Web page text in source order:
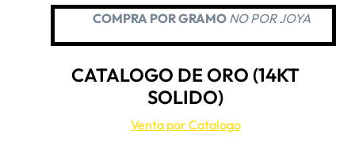
COMPRA POR GRAMO NO POR JOYA
CATALOGO DE ORO (14KT
SOLIDO)
Venta por Catalogo